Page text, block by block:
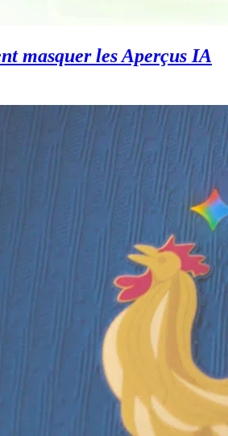
masquer les Aperçus IA